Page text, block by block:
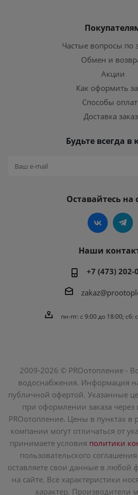
Частые вопросы по
Обмен и
Акции
Как оформить
Способы
Доставка
Будьте всегда в
Оставайтесь на
Наши
+7 (473) 202-
пн-пт: c 9:00 до 18:00; сб:
2009-2026 © PROотопление -
водоснабжения. Информация
публичной офертой. Указанные
при оформлении заказа через
PROотопление. Цены в пунктах в
компании могут отличаться от
принимаете условия политики
пользовательского
оставляете свои данные в любой
на сайте. Все характеристики
характер. Производители